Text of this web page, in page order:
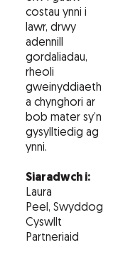
costau ynni i
lawr, drwy
adennill
gordaliadau,
rheoli
gweinyddiaeth
a chynghori ar
bob mater sy’n
gysylltiedig ag
ynni.
Siaradwch i:
Laura
Peel, Swyddog
Cyswllt
Partneriaid